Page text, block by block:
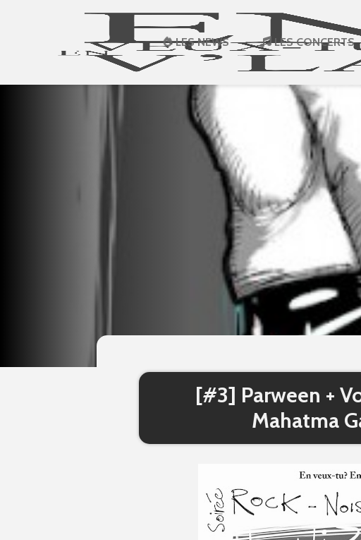
LES NEWS LES CONCERTS
[#3] Parween +
Mahatma